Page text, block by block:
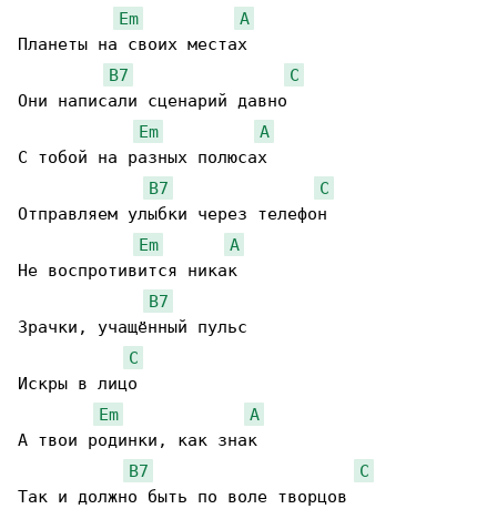
Em
A
Планеты на своих местах
B7
C
Они написали сценарий давно
Em
A
С тобой на разных полюсах
B7
C
Отправляем улыбки через телефон
Em
A
Не воспротивится никак
B7
Зрачки, учащённый пульс
C
Искры в лицо
Em
A
А твои родинки, как знак
B7
C
Так и должно быть по воле творцов